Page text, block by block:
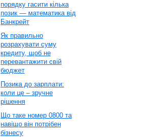
порядку гасити кілька
позик — математика від
Банкрейт
Як правильно
розрахувати суму
кредиту, щоб не
перевантажити свій
бюджет
Позика до зарплати:
коли це – зручне
рішення
Що таке номер 0800 та
навіщо він потрібен
бізнесу